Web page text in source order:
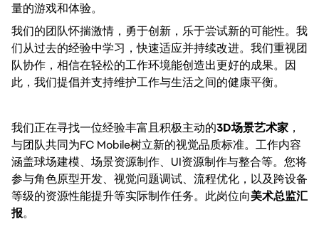
量的游戏和体验。
我们的团队怀揣激情，勇于创新，乐于尝试新的可能性。我
们从过去的经验中学习，快速适应并持续改进。我们重视团
队协作，相信在轻松的工作环境能创造出更好的成果。因
此，我们提倡并支持维护工作与生活之间的健康平衡。
我们正在寻找一位经验丰富且积极主动的3D场景艺术家 ，
与团队共同为FC Mobile树立新的视觉品质标准。工作内容
涵盖球场建模、场景资源制作、 UI资源制作与整合等。您将
参与角色原型开发、视觉问题调试、流程优化，以及跨设备
等级的资源性能提升等实际制作任务。此岗位向美术总监汇
报。